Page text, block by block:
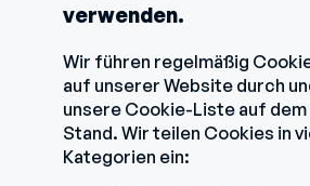
verwenden.
Wir führen regelmäßig
auf unserer Website durch
unsere Cookie-Liste auf
Stand. Wir teilen Cookies in
Kategorien ein: